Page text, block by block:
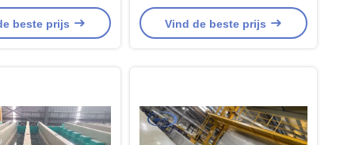
voor
beste prijs
Aluminiumprofiel Anodiseerlijn
Vind de beste prijs